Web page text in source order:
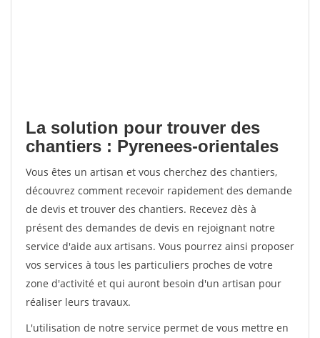
La solution pour trouver des
chantiers : Pyrenees-orientales
Vous êtes un artisan et vous cherchez des chantiers,
découvrez comment recevoir rapidement des demande
de devis et trouver des chantiers. Recevez dès à
présent des demandes de devis en rejoignant notre
service d'aide aux artisans. Vous pourrez ainsi proposer
vos services à tous les particuliers proches de votre
zone d'activité et qui auront besoin d'un artisan pour
réaliser leurs travaux.
L'utilisation de notre service permet de vous mettre en